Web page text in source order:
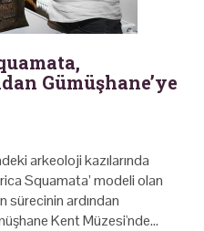
Gümüşhane’ye
arkeoloji kazılarında
Squamata’ modeli olan
sürecinin ardından
Kent Müzesi'nde…